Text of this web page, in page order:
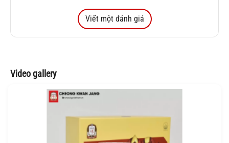
Viết một đánh giá
Video gallery